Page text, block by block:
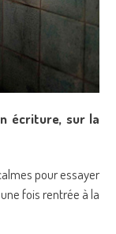
écriture, sur la
pour essayer
fois rentrée à la